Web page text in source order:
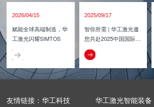
2026/04/15
赋能全球高端制造，华
工激光闪耀SIMTOS
2025/09/17
智你所需 | 华工激光邀
您共赴2025中国国际工
业博览会
友情链接：华工科技
华工激光智能装备